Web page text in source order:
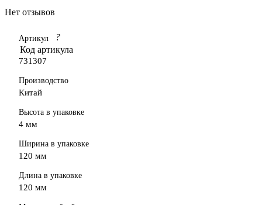
Нет отзывов
Артикул
?
Код артикула
731307
Производство
Китай
Высота в упаковке
4 мм
Ширина в упаковке
120 мм
Длина в упаковке
120 мм